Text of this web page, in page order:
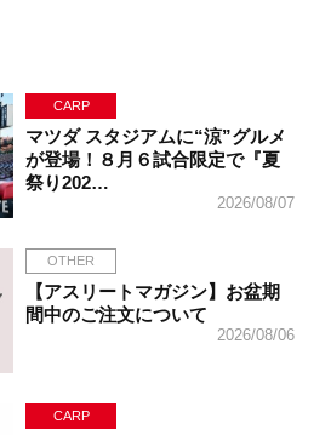
CARP
マツダ スタジアムに“涼”グルメ
が登場！８月６試合限定で『夏
祭り202…
2026/08/07
OTHER
【アスリートマガジン】お盆期
間中のご注文について
2026/08/06
CARP